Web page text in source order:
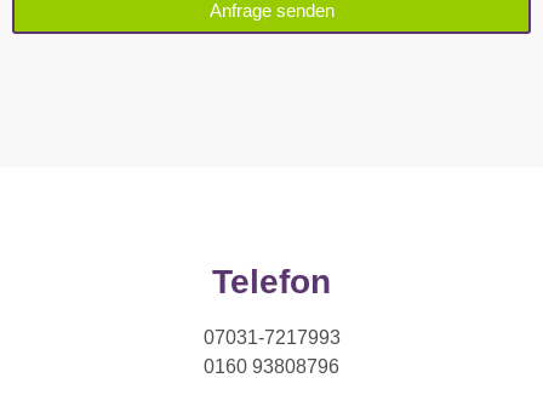
Anfrage senden
Telefon
07031-7217993
0160 93808796